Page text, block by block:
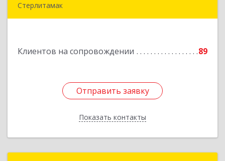
Стерлитамак
Клиентов на сопровождении 89
Отправить заявку
Показать контакты
Отправить заявку
Назад